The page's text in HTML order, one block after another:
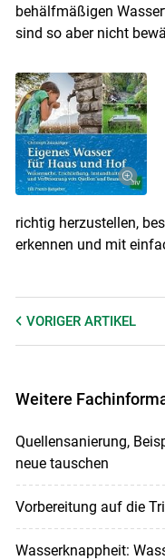
behälfmäßigen
sind so aber nicht
richtig herzustellen,
erkennen und mit
VORIGER ARTIKEL
Weitere
Quellensanierung,
neue tauschen
Vorbereitung auf die
Wasserknappheit: